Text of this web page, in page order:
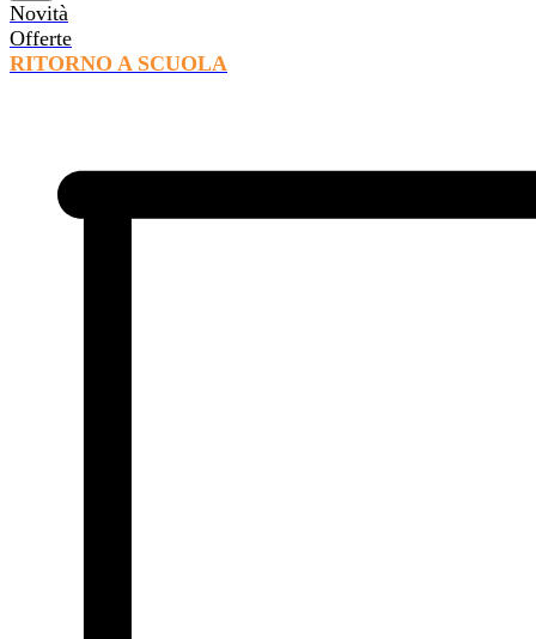
Novità
Offerte
RITORNO A SCUOLA